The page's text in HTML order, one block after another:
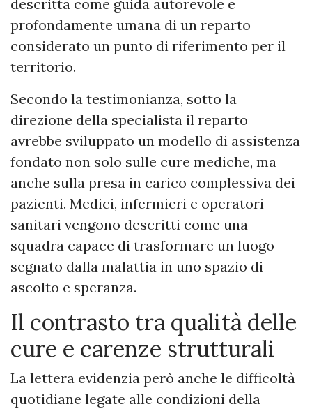
descritta come guida autorevole e
profondamente umana di un reparto
considerato un punto di riferimento per il
territorio.
Secondo la testimonianza, sotto la
direzione della specialista il reparto
avrebbe sviluppato un modello di assistenza
fondato non solo sulle cure mediche, ma
anche sulla presa in carico complessiva dei
pazienti. Medici, infermieri e operatori
sanitari vengono descritti come una
squadra capace di trasformare un luogo
segnato dalla malattia in uno spazio di
ascolto e speranza.
Il contrasto tra qualità delle
cure e carenze strutturali
La lettera evidenzia però anche le difficoltà
quotidiane legate alle condizioni della